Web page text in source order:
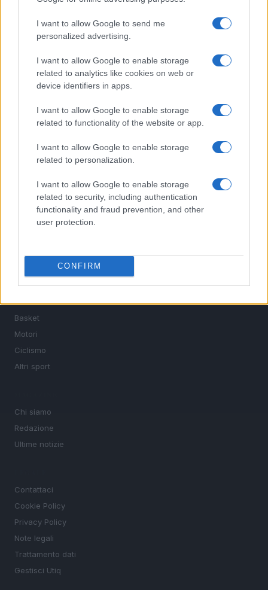
I want to allow Google to send me
personalized advertising.
I want to allow Google to enable storage
related to analytics like cookies on web or
device identifiers in apps.
I want to allow Google to enable storage
related to functionality of the website or app.
I want to allow Google to enable storage
related to personalization.
I want to allow Google to enable storage
related to security, including authentication
functionality and fraud prevention, and other
user protection.
CONFIRM
Union Berlino-Cagliari: dove vedere l’amichevole
Chi è Sara Gama: fidanzato, figli e vita privata
Sportmagazine: notizie, approfondimenti e classifiche su
MotoGP e Olimpiadi. Le ultime news dalle competizioni
nazionali e internazionali, gli highlight delle partite, le
interviste ai protagonisti e i risultati in tempo reale di tutte
le discipline che fanno emozionare gli appassionati di
Calcio
Tennis
Basket
Motori
Ciclismo
Altri sport
Chi siamo
Redazione
Ultime notizie
Contattaci
Cookie Policy
Privacy Policy
Note legali
Trattamento dati
Gestisci Utiq